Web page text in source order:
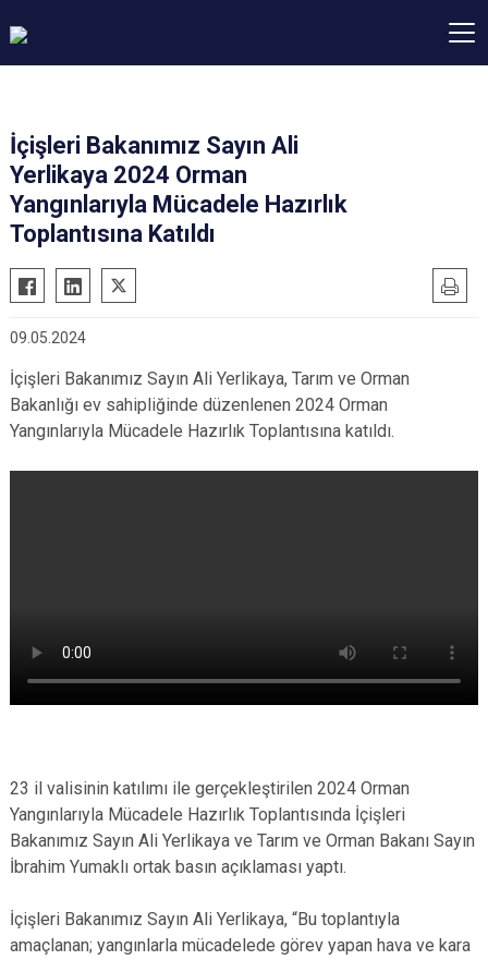
İçişleri Bakanımız Sayın Ali
Yerlikaya 2024 Orman
Yangınlarıyla Mücadele Hazırlık
Toplantısına Katıldı
09.05.2024
İçişleri Bakanımız Sayın Ali Yerlikaya, Tarım ve Orman
Bakanlığı ev sahipliğinde düzenlenen 2024 Orman
Yangınlarıyla Mücadele Hazırlık Toplantısına katıldı.
23 il valisinin katılımı ile gerçekleştirilen 2024 Orman
Yangınlarıyla Mücadele Hazırlık Toplantısında İçişleri
Bakanımız Sayın Ali Yerlikaya ve Tarım ve Orman Bakanı Sayın
İbrahim Yumaklı ortak basın açıklaması yaptı.
İçişleri Bakanımız Sayın Ali Yerlikaya, “Bu toplantıyla
amaçlanan; yangınlarla mücadelede görev yapan hava ve kara